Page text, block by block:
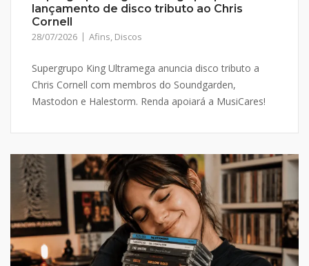
lançamento de disco tributo ao Chris
Cornell
28/07/2026 Afins, Discos
Supergrupo King Ultramega anuncia disco tributo a
Chris Cornell com membros do Soundgarden,
Mastodon e Halestorm. Renda apoiará a MusiCares!